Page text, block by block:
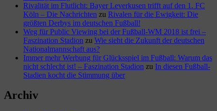
Rivalität im Flutlicht: Bayer Leverkusen trifft auf den 1. FC
Köln – Die Nachrichten zu Rivalen für die Ewigkeit: Die
größten Derbys im deutschen Fußball!
Weg für Public Viewing bei der Fußball-WM 2018 ist frei –
Faszination Stadion zu Wie sieht die Zukunft der deutschen
Nationalmannschaft aus?
Immer mehr Werbung für Glücksspiel im Fußball: Warum das
nicht schlecht ist! – Faszination Stadion zu In diesen Fußball-
Stadien kocht die Stimmung über
Archiv